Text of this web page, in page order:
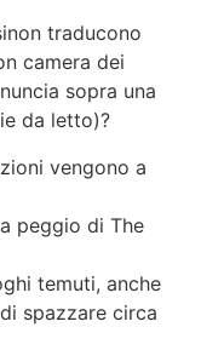
traducono
camera dei
sopra una
da letto)?
vengono a
peggio di The
temuti, anche
spazzare circa